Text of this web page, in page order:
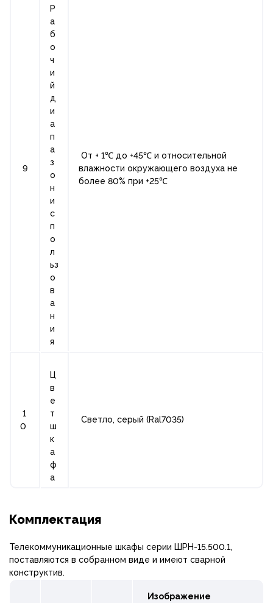
9
Р
а
б
о
ч
и
й
д
и
а
п
а
з
о
н
и
с
п
о
л
ьз
о
в
а
н
и
я
От + 1℃ до +45℃ и относительной
влажности окружающего воздуха не
более 80% при +25℃
1
0
Ц
в
е
т
ш
к
а
ф
а
Светло, серый (Ral7035)
Комплектация
Телекоммуникационные шкафы серии ШРН-15.500.1,
поставляются в собранном виде и имеют сварной
конструктив.
Изображение